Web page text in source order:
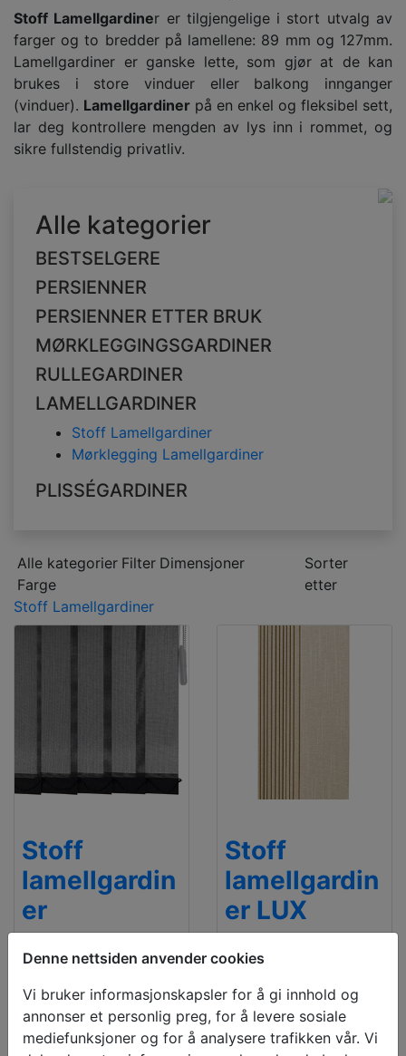
Denne nettsiden anvender cookies
Vi bruker informasjonskapsler for å gi innhold og
annonser et personlig preg, for å levere sosiale
mediefunksjoner og for å analysere trafikken vår. Vi
Stoff Lamellgardiner er tilgjengelige i stort utvalg av
farger og to bredder på lamellene: 89 mm og 127mm.
Lamellgardiner er ganske lette, som gjør at de kan
brukes i store vinduer eller balkong innganger
(vinduer). Lamellgardiner på en enkel og fleksibel sett,
lar deg kontrollere mengden av lys inn i rommet, og
sikre fullstendig privatliv.
Alle kategorier
BESTSELGERE
PERSIENNER
PERSIENNER ETTER BRUK
MØRKLEGGINGSGARDINER
RULLEGARDINER
LAMELLGARDINER
Stoff Lamellgardiner
Mørklegging Lamellgardiner
PLISSÉGARDINER
Alle kategorier Filter Dimensjoner
Farge
Sorter
etter
Stoff Lamellgardiner
Stoff
lamellgardin
er
€ 80.98
pris inkludert moms
Stoff
lamellgardin
er LUX
€ 130.84
pris inkludert moms